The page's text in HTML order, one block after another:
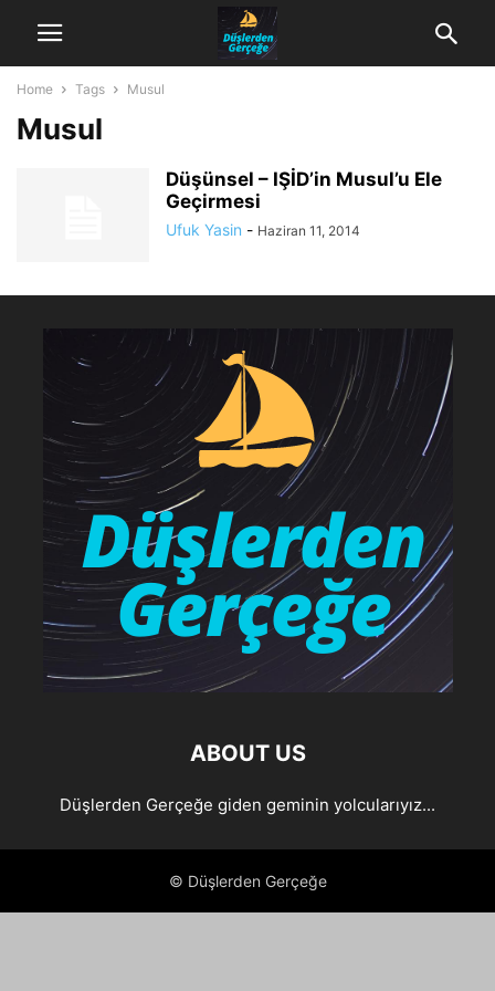
Home Tags Musul
Musul
Düşünsel – IŞİD’in Musul’u Ele
Geçirmesi
Ufuk Yasin - Haziran 11, 2014
ABOUT US
Düşlerden Gerçeğe giden geminin yolcularıyız...
© Düşlerden Gerçeğe